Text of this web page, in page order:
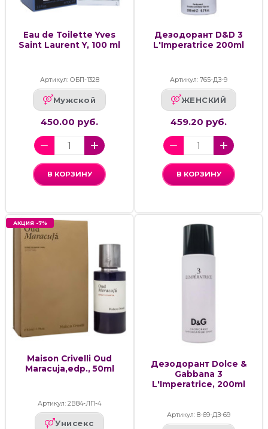
Eau de Toilette Yves
Saint Laurent Y, 100 ml
Артикул: ОБП-1328
Мужской
450.00 руб.
В КОРЗИНУ
Дезодорант D&D 3
L'Imperatrice 200ml
Артикул: 765-ДЗ-9
ЖЕНСКИЙ
459.20 руб.
В КОРЗИНУ
АКЦИЯ -7%
Maison Crivelli Oud
Maracuja,edp., 50ml
Артикул: 2В84-ЛП-4
Унисекс
Дезодорант Dolce &
Gabbana 3
L'Imperatrice, 200ml
Артикул: 8-69-ДЗ-69